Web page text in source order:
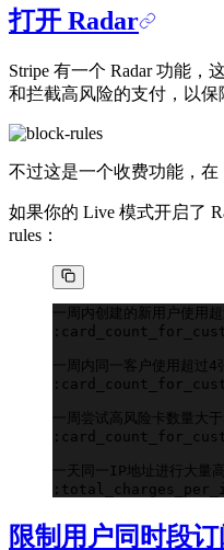
打开 Radar
Stripe 有一个 Radar 功能，
和拦截高风险的支付，以保
不过这是一个收费功能，在
如果你的 Live 模式开启了
rules：
一周内创建的新用户使用
一周内同一客户使用超过4
一周尝试高风险卡数量大
一天同一IP地址进行大量
限制用户同时段